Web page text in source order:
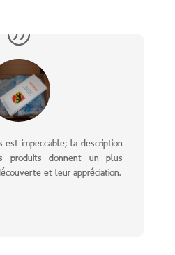
est impeccable; la description
produits donnent un plus
et leur appréciation.